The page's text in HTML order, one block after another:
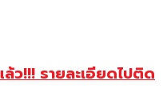
ว!!! รายละเอียดไปติด